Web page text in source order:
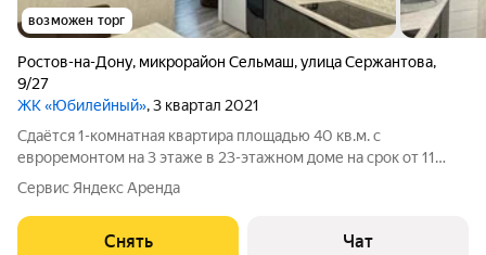
возможен торг
Ростов-на-Дону, микрорайон Сельмаш,улица Сержантова,
9/27
ЖК «Юбилейный», 3 квартал 2021
Сдаётся 1-комнатная квартира площадью 40 кв.м. с
евроремонтом на 3 этаже в 23-этажном доме на срок от 11
месяцев. Из техники есть: Телевизор Духовой шкаф
Стиральная машина Холодильник Кондиционер
Микроволновка Пылесос Дом - монолитный, окна
Сервис Яндекс Аренда
Снять Чат